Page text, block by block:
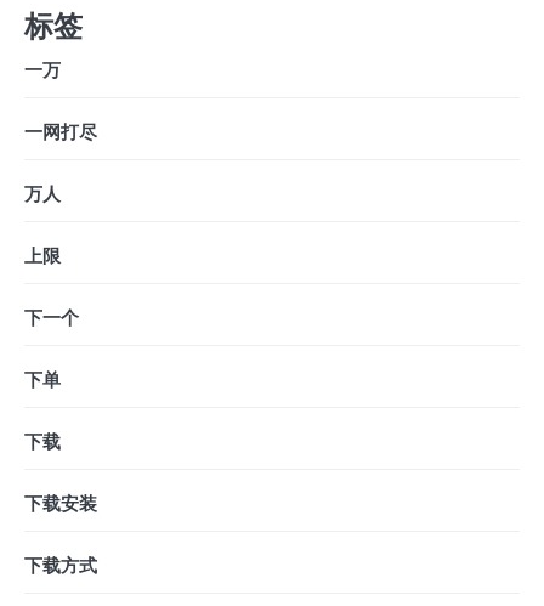
标签
一万
一网打尽
万人
上限
下一个
下单
下载
下载安装
下载方式